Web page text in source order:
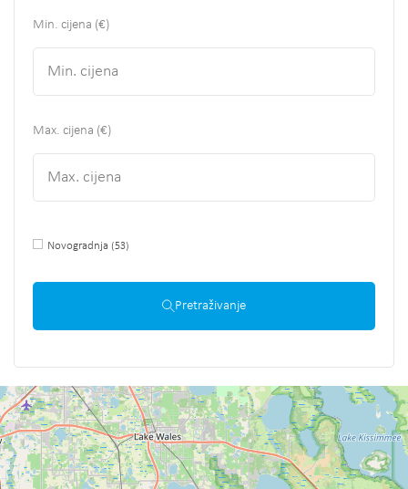
Min. cijena (€)
Max. cijena (€)
Novogradnja (53)
Pretraživanje